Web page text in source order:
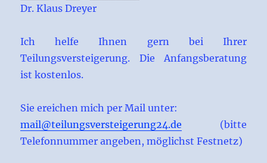
Dr. Klaus Dreyer
Ich helfe Ihnen gern bei Ihrer
Teilungsversteigerung. Die Anfangsberatung
ist kostenlos.
Sie ereichen mich per Mail unter:
mail@teilungsversteigerung24.de (bitte
Telefonnummer angeben, möglichst Festnetz)